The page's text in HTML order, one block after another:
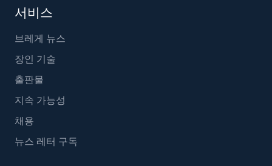
서비스
브레게 뉴스
장인 기술
출판물
지속 가능성
채용
뉴스 레터 구독